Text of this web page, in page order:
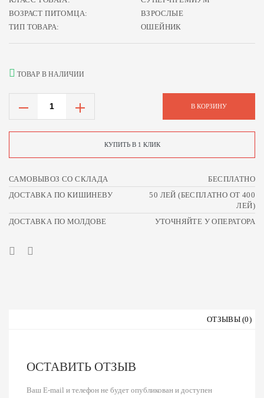
ВОЗРАСТ ПИТОМЦА:
ВЗРОСЛЫЕ
ТИП ТОВАРА:
ОШЕЙНИК
ТОВАР В НАЛИЧИИ
В КОРЗИНУ
КУПИТЬ В 1 КЛИК
САМОВЫВОЗ СО СКЛАДА
БЕСПЛАТНО
ДОСТАВКА ПО КИШИНЕВУ
50 ЛЕЙ (БЕСПЛАТНО ОТ 400
ЛЕЙ)
ДОСТАВКА ПО МОЛДОВЕ
УТОЧНЯЙТЕ У ОПЕРАТОРА
ОТЗЫВЫ (0)
ОСТАВИТЬ ОТЗЫВ
Ваш E-mail и телефон не будет опубликован и доступен